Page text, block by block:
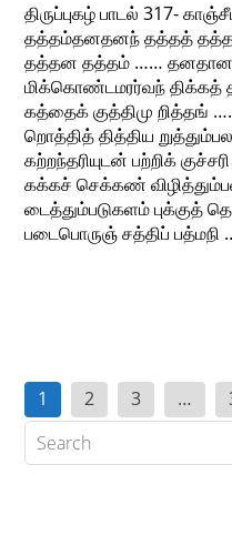
திருப்புகழ் பாடல் 317-
தத்தம்தனதனந் தத்தத்
தத்தன தத்தம் …… தனதான
மிக்கொண்டமரர்வந் திக்கத்
கத்தைக் குத்திமு றித்தங்
றொத்தித் தித்திய
கற்றந்தரியுடன் பற்றிக்
கக்கச் செக்கண்
டைத்தும்படுகளம் புக்குத்
படைபொருஞ் சத்திப் பத்மநி
Posts
pagination
1 2 3 …